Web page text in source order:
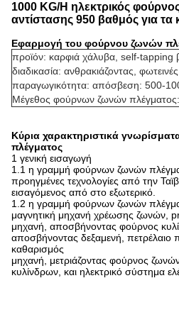
1000 KG/H ηλεκτρικός
αντίστασης 950 βαθμός για τα
Εφαρμογή του φούρνου ζωνών
προϊόν: καρφιά χάλυβα, self-tapping
διαδικασία: ανθρακιάζοντας,
παραγωγικότητα: απόσβεση: 500-
Μέγεθος φούρνων ζωνών πλέγματος:
Κύρια χαρακτηριστικά
πλέγματος
1 γενική εισαγωγή
1.1 η γραμμή φούρνων ζωνών
προηγμένες τεχνολογίες από την
εισαγόμενος από στο εξωτερικό.
1.2 η γραμμή φούρνων ζωνών
μαγνητική μηχανή χρέωσης ζωνών,
μηχανή, αποσβήνοντας φούρνος
αποσβήνοντας δεξαμενή, πετρέλαιο
καθαρισμός
μηχανή, μετριάζοντας φούρνος
κυλίνδρων, και ηλεκτρικό σύστημα